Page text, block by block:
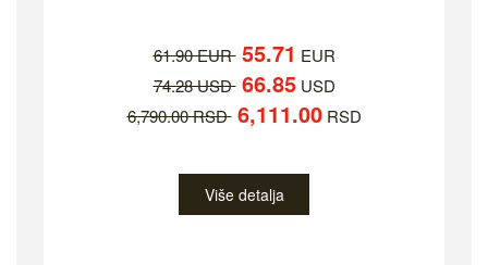
61.90 EUR 55.71 EUR
74.28 USD 66.85USD
6,790.00 RSD 6,111.00RSD
Više detalja